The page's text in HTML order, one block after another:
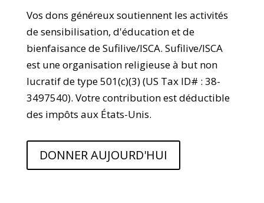
Vos dons généreux soutiennent les activités
de sensibilisation, d'éducation et de
bienfaisance de Sufilive/ISCA. Sufilive/ISCA
est une organisation religieuse à but non
lucratif de type 501(c)(3) (US Tax ID# : 38-
3497540). Votre contribution est déductible
des impôts aux États-Unis.
DONNER AUJOURD'HUI